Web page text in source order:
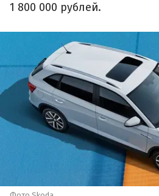
1 800 000 рублей.